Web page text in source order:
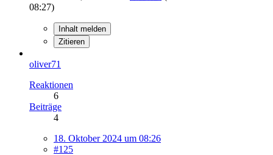
08:27)
Inhalt melden
Zitieren
oliver71
Reaktionen
6
Beiträge
4
18. Oktober 2024 um 08:26
#125